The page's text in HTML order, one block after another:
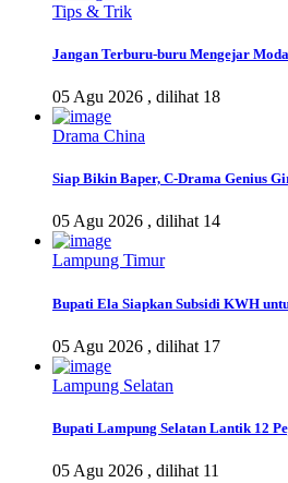
Tips & Trik
Jangan Terburu-buru Mengejar
05 Agu 2026 , dilihat 18
Drama China
Siap Bikin Baper, C-Drama Genius
05 Agu 2026 , dilihat 14
Lampung Timur
Bupati Ela Siapkan Subsidi KWH
05 Agu 2026 , dilihat 17
Lampung Selatan
Bupati Lampung Selatan Lantik 12
05 Agu 2026 , dilihat 11